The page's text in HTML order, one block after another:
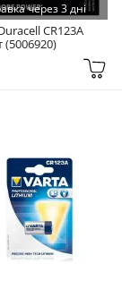
через 3 дні
CR123A